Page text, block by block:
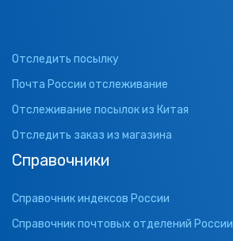
Отследить посылку
Почта России отслеживание
Отслеживание посылок из Китая
Отследить заказ из магазина
Справочники
Справочник индексов России
Справочник почтовых отделений России